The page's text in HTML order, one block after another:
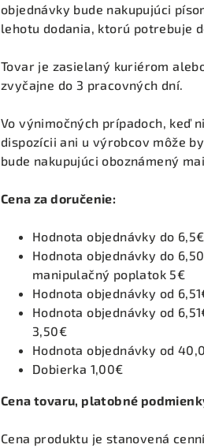
objednávky bude nakupujúci
lehotu dodania, ktorú potrebuje
Tovar je zasielaný kuriérom
zvyčajne do 3 pracovných dní.
Vo výnimočných prípadoch, keď
dispozícii ani u výrobcov môže
bude nakupujúci oboznámený
Cena za doručenie:
Hodnota objednávky do
Hodnota objednávky do
manipulačný poplatok 5€
Hodnota objednávky od
Hodnota objednávky od
3,50€
Hodnota objednávky od
Dobierka 1,00€
Cena tovaru, platobné
Cena produktu je stanovená